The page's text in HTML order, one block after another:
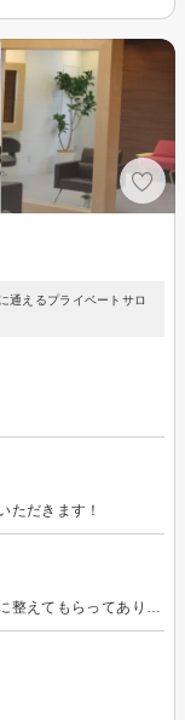
通えるプライベートサロ
ただきます！